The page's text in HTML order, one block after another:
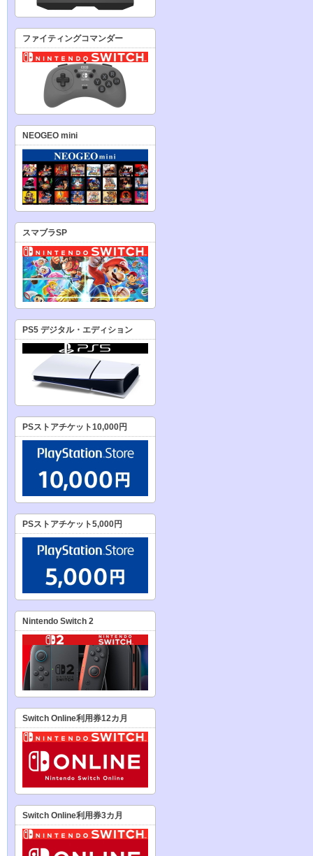
ファイティングコマンダー
NEOGEO mini
スマブラSP
PS5 デジタル・エディション
PSストアチケット10,000円
PSストアチケット5,000円
Nintendo Switch 2
Switch Online利用券12カ月
Switch Online利用券3カ月